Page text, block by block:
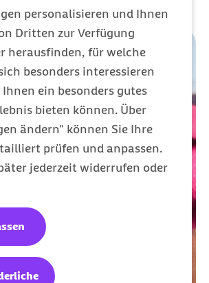
personalisieren und Ihnen
Dritten zur Verfügung
herausfinden, für welche
besonders interessieren
ein besonders gutes
bieten können. Über
ändern" können Sie Ihre
prüfen und anpassen.
jederzeit widerrufen oder